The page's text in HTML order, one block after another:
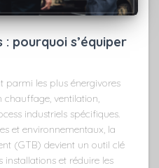
pourquoi s’équiper
parmi les plus énergivores
chauffage, ventilation,
industriels spécifiques.
et environnementaux, la
(GTB) devient un outil clé
et réduire les